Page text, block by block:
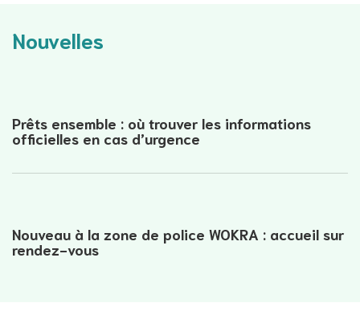
Nouvelles
Prêts ensemble : où trouver les informations
officielles en cas d’urgence
Nouveau à la zone de police WOKRA : accueil sur
rendez-vous